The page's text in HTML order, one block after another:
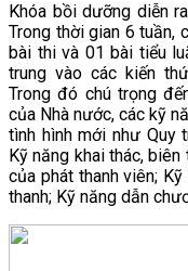
Khóa bồi dưỡng diễn
Trong thời gian 6 tuần,
bài thi và 01 bài tiểu
trung vào các kiến
Trong đó chú trọng
của Nhà nước, các kỹ
tình hình mới như Quy
Kỹ năng khai thác,
của phát thanh viên;
thanh; Kỹ năng dẫn